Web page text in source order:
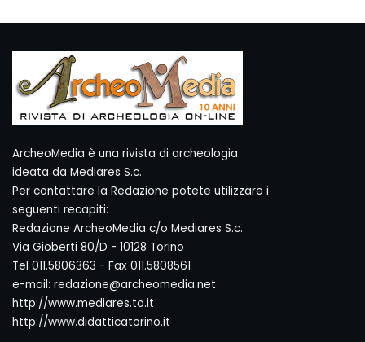
ArcheoMedia è una rivista di archeologia
ideata da Mediares S.c.
Per contattare la Redazione potete utilizzare i
seguenti recapiti:
Redazione ArcheoMedia c/o Mediares S.c.
Via Gioberti 80/D - 10128 Torino
Tel 011.5806363 - Fax 011.5808561
e-mail: redazione@archeomedia.net
http://www.mediares.to.it
http://www.didatticatorino.it